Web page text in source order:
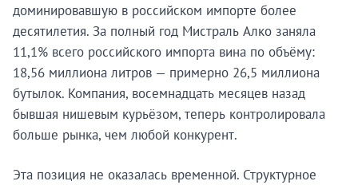
доминировавшую в российском импорте более
десятилетия. За полный год Мистраль Алко заняла
11,1% всего российского импорта вина по объёму:
18,56 миллиона литров — примерно 26,5 миллиона
бутылок. Компания, восемнадцать месяцев назад
бывшая нишевым курьёзом, теперь контролировала
больше рынка, чем любой конкурент.
Эта позиция не оказалась временной. Структурное